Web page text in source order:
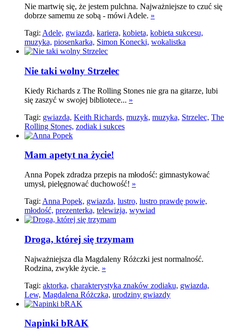
Nie martwię się, że jestem pulchna. Najważniejsze to czuć się
dobrze samemu ze sobą - mówi Adele. »
Tagi: Adele, gwiazda, kariera, kobieta, kobieta sukcesu,
muzyka, piosenkarka, Simon Konecki, wokalistka
Nie taki wolny Strzelec
Kiedy Richards z The Rolling Stones nie gra na gitarze, lubi
się zaszyć w swojej bibliotece... »
Tagi: gwiazda, Keith Richards, muzyk, muzyka, Strzelec, The
Rolling Stones, zodiak i sukces
Mam apetyt na życie!
Anna Popek zdradza przepis na młodość: gimnastykować
umysł, pielęgnować duchowość! »
Tagi: Anna Popek, gwiazda, lustro, lustro prawdę powie,
młodość, prezenterka, telewizja, wywiad
Droga, której się trzymam
Najważniejsza dla Magdaleny Różczki jest normalność.
Rodzina, zwykłe życie. »
Tagi: aktorka, charakterystyka znaków zodiaku, gwiazda,
Lew, Magdalena Różczka, urodziny gwiazdy
Napinki bRAK